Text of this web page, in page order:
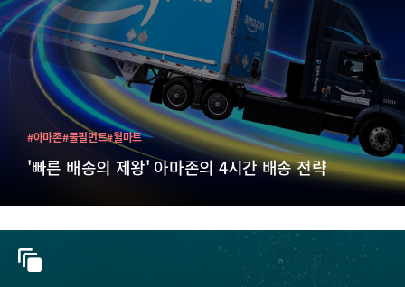
'빠른 배송의 제왕' 아마존의 4시간 배송 전략
#아마존#풀필먼트#월마트